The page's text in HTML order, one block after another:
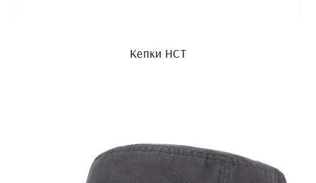
Кепки НСТ